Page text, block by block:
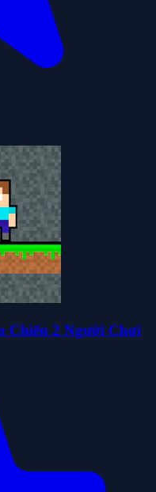
Chiến 2 Người Chơi